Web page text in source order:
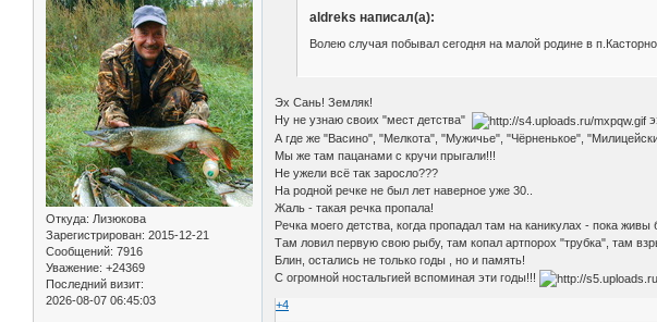
Откуда: Лизюкова
Зарегистрирован: 2015-12-21
Сообщений: 7916
Уважение: +24369
Последний визит:
2026-08-07 06:45:03
aldreks написал(а):
Волею случая побывал сегодня на малой родине в
Эх Сань! Земляк!
Ну не узнаю своих "мест детства"
А где же "Васино", "Мелкота", "Мужичье", "Чёрненькое",
Мы же там пацанами с кручи прыгали!!!
Не ужели всё так заросло???
На родной речке не был лет наверное уже 30..
Жаль - такая речка пропала!
Речка моего детства, когда пропадал там на каникулах - пока
Там ловил первую свою рыбу, там копал артпорох "трубка", там
Блин, остались не только годы , но и память!
С огромной ностальгией вспоминая эти годы!!!
+4